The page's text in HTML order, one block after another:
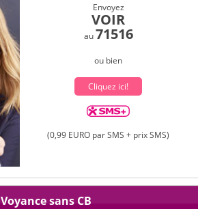
Envoyez
VOIR
au71516
ou bien
Cliquez ici!
(0,99 EURO par SMS + prix SMS)
Voyance sans CB